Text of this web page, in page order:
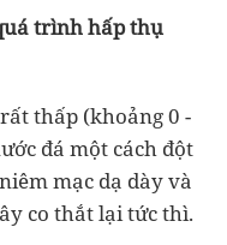
trình hấp thụ
thấp (khoảng 0 -
đá một cách đột
mạc dạ dày và
co thắt lại tức thì.